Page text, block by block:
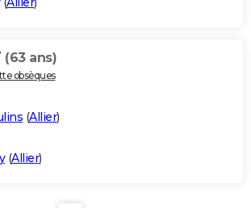
(63 ans)
obsèques
(Allier)
(Allier)